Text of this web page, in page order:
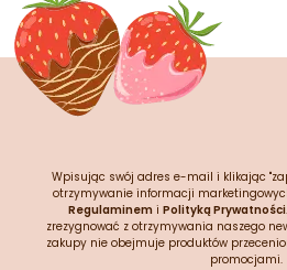
Wpisując swój adres e-mail i klikając
otrzymywanie informacji
Regulaminem i Polityką Prywatności
zrezygnować z otrzymywania naszego
zakupy nie obejmuje produktów
promocjami.